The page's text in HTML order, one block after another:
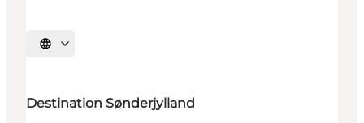
Selecteer taal
Destination Sønderjylland